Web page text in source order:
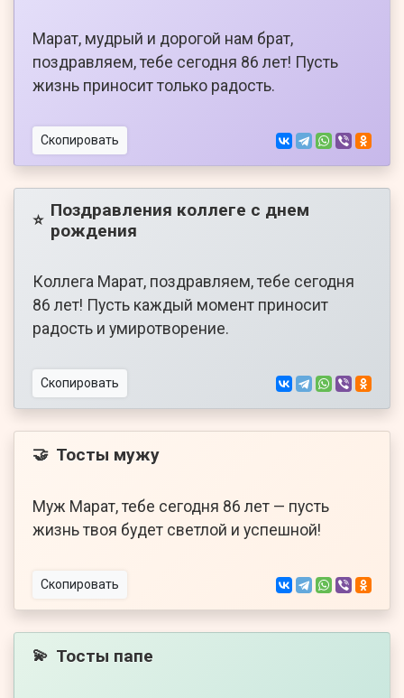
Марат, мудрый и дорогой нам брат,
поздравляем, тебе сегодня 86 лет! Пусть
жизнь приносит только радость.
Скопировать
⭐ Поздравления коллеге с днем
рождения
Коллега Марат, поздравляем, тебе сегодня
86 лет! Пусть каждый момент приносит
радость и умиротворение.
Скопировать
🤝 Тосты мужу
Муж Марат, тебе сегодня 86 лет — пусть
жизнь твоя будет светлой и успешной!
Скопировать
💫 Тосты папе